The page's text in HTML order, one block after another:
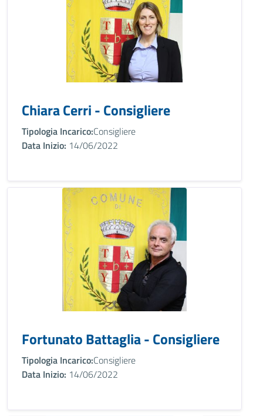
Chiara Cerri - Consigliere
Tipologia Incarico:Consigliere
Data Inizio: 14/06/2022
Fortunato Battaglia - Consigliere
Tipologia Incarico:Consigliere
Data Inizio: 14/06/2022